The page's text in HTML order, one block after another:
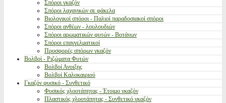
Σπόροι γκαζόν
Σπόροι λαχανικών σε φάκελα
Βιολογικοί σπόροι - Παλιοί παραδοσιακοί σπόροι
Σπόροι ανθέων - λουλουδιών
Σπόροι αρωματικών φυτών - Βοτάνων
Σπόροι επαγγελματικοί
Προσφορές σπόρων γκαζόν
Βολβοί - Ριζώματα Φυτών
Βολβοί Ανοιξης
Βολβοί Καλοκαιριού
Γκαζόν φυσικό - Συνθετικό
Φυσικός χλοοτάπητας - Έτοιμο γκαζόν
Πλαστικός χλοοτάπητας - Συνθετικό γκαζόν